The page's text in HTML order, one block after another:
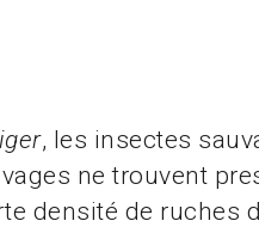
, les insectes
ne trouvent
densité de ruches